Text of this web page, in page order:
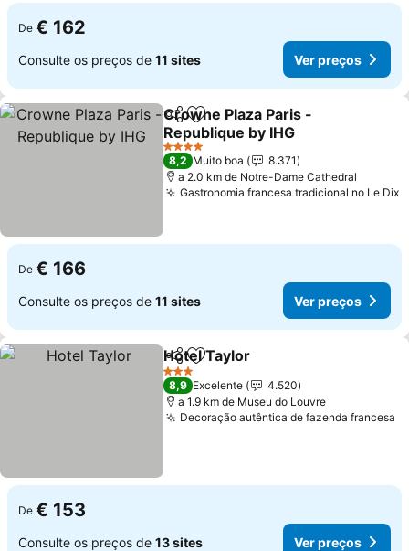
De € 162
Consulte os preços de 11 sites Ver preços
PartilharAdicionar aos favoritos
Crowne Plaza Paris -
Republique by IHG
Ver preços
4 Estrelas
8,2 Muito boa
8.371
a 2.0 km de Notre-Dame Cathedral
Gastronomia francesa tradicional no Le Dix
De € 166
Consulte os preços de 11 sites Ver preços
PartilharAdicionar aos favoritos
Hotel Taylor
3 Estrelas
8,9 Excelente
4.520
a 1.9 km de Museu do Louvre
Decoração autêntica de fazenda francesa
De € 153
Consulte os preços de 13 sites Ver preços